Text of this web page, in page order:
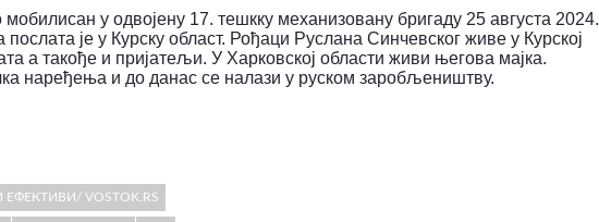
у одвојену 17. тешкку механизовану бригаду 25 августа 2024.
је у Курску област. Рођаци Руслана Синчевског живе у Курској
а такође и пријатељи. У Харковској области живи његова мајка.
наређења и до данас се налази у руском заробљеништву.
VOSTOK.RS